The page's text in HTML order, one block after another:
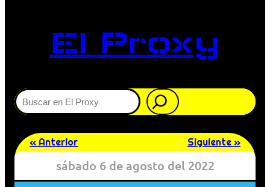
El Proxy
Buscar
« Anterior Siguiente »
sábado 6 de agosto del 2022